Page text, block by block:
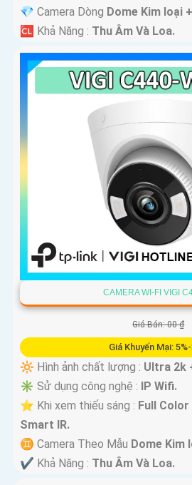
💎 Camera Dòng Dome Kim loại
️🆑 Khả Năng : Thu Âm Và Loa.
CAMERA WI-FI VIGI
Giá Bán: 00 ₫
Giá Khuyến Mại:
🔆 Hình ảnh chất lượng : Ultra 2k
✳️ Sử dụng công nghệ : IP Wifi.
⭐ Khi xem thiếu sáng : Full
Smart IR.
♊ Camera Theo Mẫu Dome Kim
️✔️ Khả Năng : Thu Âm Và Loa.